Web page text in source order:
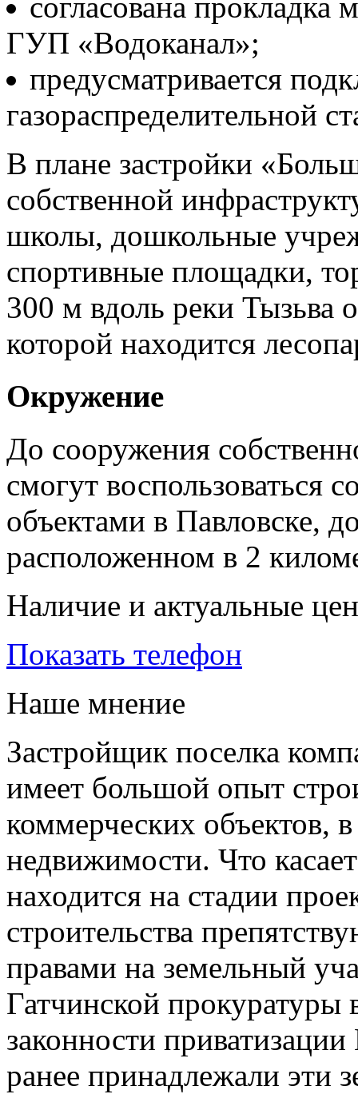
ГУП «Водоканал»;
предусматривается
газораспределительной
В плане застройки
собственной
школы, дошкольные
спортивные площадки,
300 м вдоль реки Тызьва
которой находится
Окружение
До сооружения
смогут
объектами в Павловске,
расположенном в 2
Наличие и актуальные
Показать телефон
Наше мнение
Застройщик поселка
имеет большой опыт
коммерческих объектов,
недвижимости. Что
находится на стадии
строительства
правами на земельный
Гатчинской прокуратуры
законности
ранее принадлежали эти